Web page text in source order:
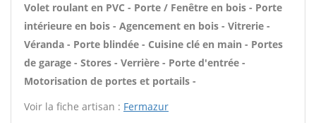
Volet roulant en PVC - Porte / Fenêtre en bois - Porte
intérieure en bois - Agencement en bois - Vitrerie -
Véranda - Porte blindée - Cuisine clé en main - Portes
de garage - Stores - Verrière - Porte d'entrée -
Motorisation de portes et portails -
Voir la fiche artisan : Fermazur